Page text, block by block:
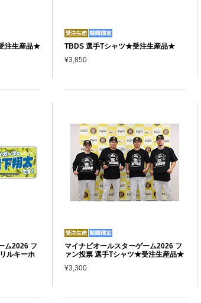
注生産品★
TBDS 選手Tシャツ★受注生産品★
¥3,850
ム2026 フ
ルキーホ
マイナビオールスターゲーム2026 フ
ァン投票 選手Tシャツ★受注生産品★
¥3,300